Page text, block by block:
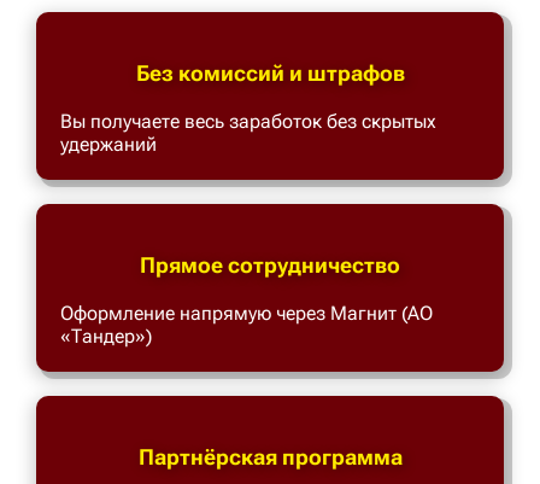
Без комиссий и штрафов
Вы получаете весь заработок без скрытых
удержаний
Прямое сотрудничество
Оформление напрямую через Магнит (АО
«Тандер»)
Партнёрская программа